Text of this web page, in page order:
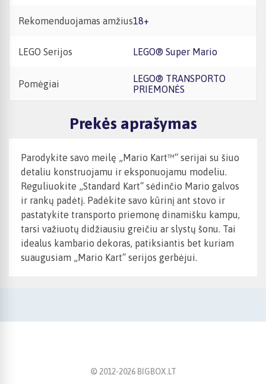
Rekomenduojamas amžius 18+
LEGO Serijos LEGO® Super Mario
Pomėgiai
LEGO® TRANSPORTO
PRIEMONĖS
Prekės aprašymas
Parodykite savo meilę „Mario Kart™“ serijai su šiuo
detaliu konstruojamu ir eksponuojamu modeliu.
Reguliuokite „Standard Kart“ sėdinčio Mario galvos
ir rankų padėtį. Padėkite savo kūrinį ant stovo ir
pastatykite transporto priemonę dinamišku kampu,
tarsi važiuotų didžiausiu greičiu ar slystų šonu. Tai
idealus kambario dekoras, patiksiantis bet kuriam
suaugusiam „Mario Kart“ serijos gerbėjui.
© 2012-2026BIGBOX.LT